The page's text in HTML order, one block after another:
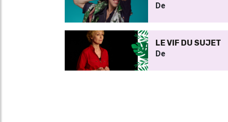
De
LE VIF DU SUJET
De